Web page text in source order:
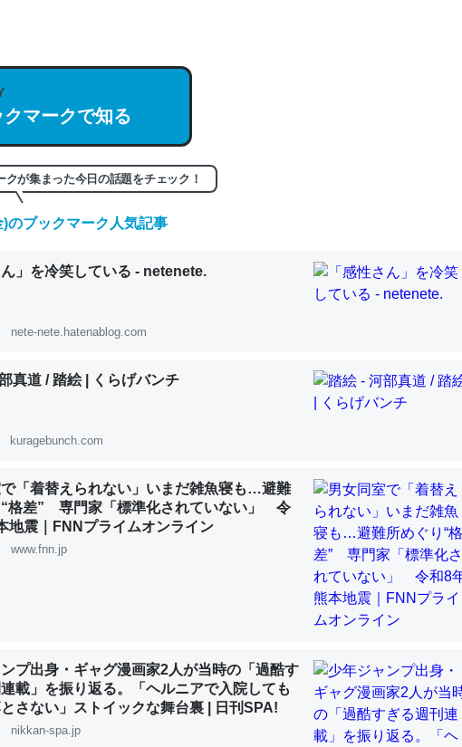
記事。32768トークンだと英語小説100ページ分くらい。小説でいう「ずっと前
は回収されないけど、短期記憶というには多い分量。進化すればするほど分かり
くなりそう
1程度。
:: 【研究発表】昆虫学の大問題＝「昆虫はなぜ海にいないのか」に関する新仮説
「淡水はカルシウムも酸素も不足してて両方に不利だから両方が拮抗してるので
って面白い。海にいる鋏角類（カブトガニ・ウミグモ）はカルシウムを使わずキ
:: 【研究発表】昆虫学の大問題＝「昆虫はなぜ海にいないのか」に関する新仮説
に考えるとカルシウムを大量に使う脊椎動物と貝類は苦労してるんだな…。腹足
を無くしてナメクジになったり努力してるし。
クマークで知る
クが集まった今日の話題をチェック！
)のブックマーク人気記事
ん」を冷笑している - netenete.
nete-nete.hatenablog.com
真道 / 踏絵 | くらげバンチ
kuragebunch.com
「着替えられない」いまだ雑魚寝も…避難
“格差” 専門家「標準化されていない」 令
地震｜FNNプライムオンライン
www.fnn.jp
プ出身・ギャグ漫画家2人が当時の「過酷す
載」を振り返る。「ヘルニアで入院しても
さない」ストイックな舞台裏 | 日刊SPA!
nikkan-spa.jp